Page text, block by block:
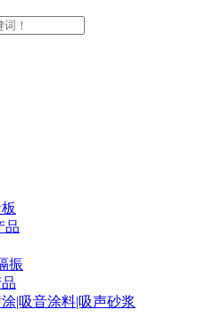
品
振
|吸音涂料|吸声砂浆